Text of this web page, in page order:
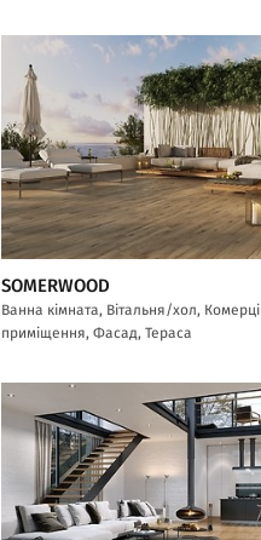
SOMERWOOD
Ванна кімната, Вітальня/хол,
приміщення, Фасад, Тераса